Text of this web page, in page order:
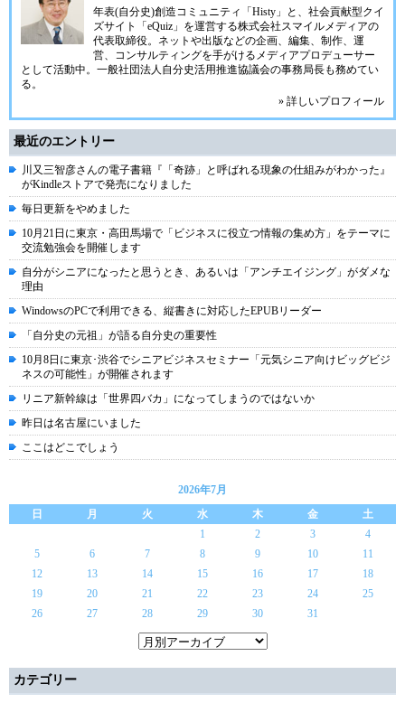
年表(自分史)創造コミュニティ「 Histy 」と、社会貢献型クイ
ズサイト「 eQuiz 」を運営する株式会社スマイルメディアの
代表取締役。ネットや出版などの企画、編集、制作、運
営、コンサルティングを手がけるメディアプロデューサー
として活動中。 一般社団法人自分史活用推進協議会の事務局長も務めてい
る。
» 詳しいプロフィール
最近のエントリー
川又三智彦さんの電子書籍『「奇跡」と呼ばれる現象の仕組みがわかった』
がKindleストアで発売になりました
毎日更新をやめました
10月21日に東京・高田馬場で「ビジネスに役立つ情報の集め方」をテーマに
交流勉強会を開催します
自分がシニアになったと思うとき、あるいは「アンチエイジング」がダメな
理由
WindowsのPCで利用できる、縦書きに対応したEPUBリーダー
「自分史の元祖」が語る自分史の重要性
10月8日に東京･渋谷でシニアビジネスセミナー「元気シニア向けビッグビジ
ネスの可能性」が開催されます
リニア新幹線は「世界四バカ」になってしまうのではないか
昨日は名古屋にいました
ここはどこでしょう
2026年7月
日
月 火 水 木 金
土
1
2 3
4
5
6 7 8 9 10
11
12
13 14 15 16 17
18
19
20 21 22 23 24
25
26
27 28 29 30 31
カテゴリー